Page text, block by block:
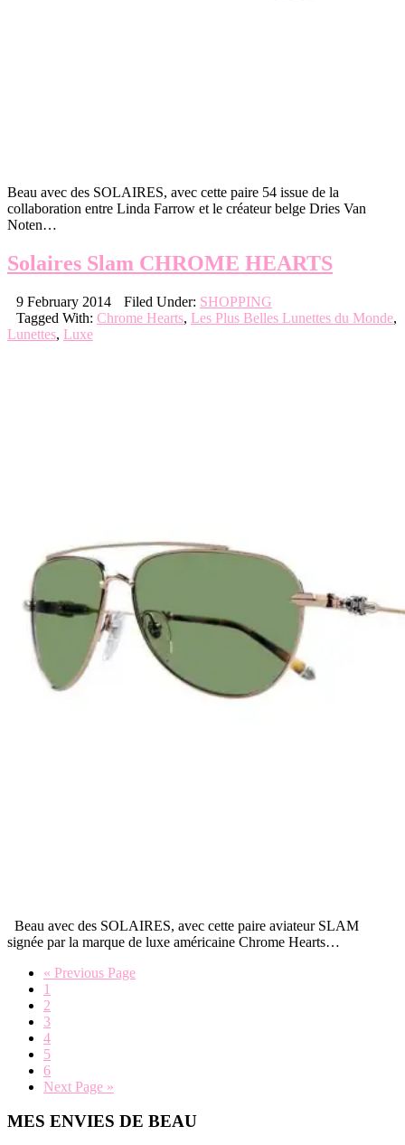
Beau avec des SOLAIRES, avec cette paire 54 issue de la
collaboration entre Linda Farrow et le créateur belge Dries Van
Noten…
Solaires Slam CHROME HEARTS
9 February 2014 Filed Under: SHOPPING
Tagged With: Chrome Hearts, Les Plus Belles Lunettes du Monde,
Lunettes, Luxe
Beau avec des SOLAIRES, avec cette paire aviateur SLAM
signée par la marque de luxe américaine Chrome Hearts…
« Go
Previous Page
Page
1
Page
2
Page
3
Page
4
Page
5
Page
6
Go
Next Page »
Primary
MES ENVIES DE BEAU